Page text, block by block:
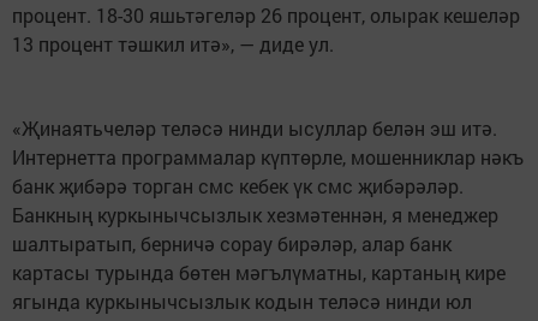
процент. 18-30 яшьтәгеләр 26 процент, олырак кешеләр
13 процент тәшкил итә», — диде ул.
«Җинаятьчеләр теләсә нинди ысуллар белән эш итә.
Интернетта программалар күптөрле, мошенниклар нәкъ
банк җибәрә торган смс кебек үк смс җибәрәләр.
Банкның куркынычсызлык хезмәтеннән, я менеджер
шалтыратып, берничә сорау бирәләр, алар банк
картасы турында бөтен мәгълүматны, картаның кире
ягында куркынычсызлык кодын теләсә нинди юл